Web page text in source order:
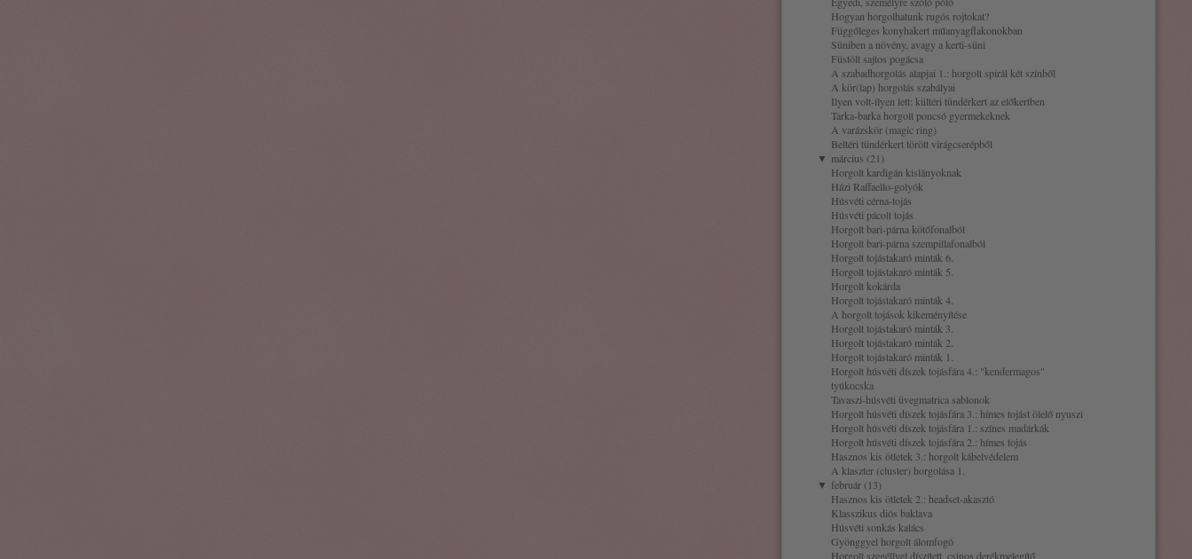
Hogyan horgolhatunk rugós rojtokat?
Függőleges konyhakert műanyagflakonokban
Süniben a növény, avagy a kerti-süni
Füstölt sajtos pogácsa
A szabadhorgolás alapjai 1.: horgolt spirál két színből
A kör(lap) horgolás szabályai
Ilyen volt-ilyen lett: kültéri tündérkert az előkertben
Tarka-barka horgolt poncsó gyermekeknek
A varázskör (magic ring)
Beltéri tündérkert törött virágcserépből
▼ március (21)
Horgolt kardigán kislányoknak
Házi Raffaello-golyók
Húsvéti cérna-tojás
Húsvéti pácolt tojás
Horgolt bari-párna kötőfonalból
Horgolt bari-párna szempillafonalból
Horgolt tojástakaró minták 6.
Horgolt tojástakaró minták 5.
Horgolt kokárda
Horgolt tojástakaró minták 4.
A horgolt tojások kikeményítése
Horgolt tojástakaró minták 3.
Horgolt tojástakaró minták 2.
Horgolt tojástakaró minták 1.
Horgolt húsvéti díszek tojásfára 4.: "kendermagos"
tyúkocska
Tavaszi-húsvéti üvegmatrica sablonok
Horgolt húsvéti díszek tojásfára 3.: hímes tojást ölelő nyuszi
Horgolt húsvéti díszek tojásfára 1.: színes madárkák
Horgolt húsvéti díszek tojásfára 2.: hímes tojás
Hasznos kis ötletek 3.: horgolt kábelvédelem
A klaszter (cluster) horgolása 1.
▼ február (13)
Hasznos kis ötletek 2.: headset-akasztó
Klasszikus diós baklava
Húsvéti sonkás kalács
Gyönggyel horgolt álomfogó
Horgolt szegéllyel díszített, csinos derékmelegítő